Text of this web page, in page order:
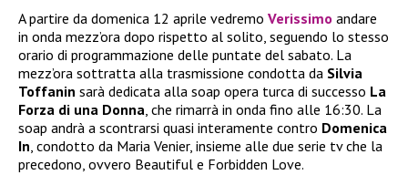
A partire da domenica 12 aprile vedremo Verissimo andare
in onda mezz’ora dopo rispetto al solito, seguendo lo stesso
orario di programmazione delle puntate del sabato. La
mezz’ora sottratta alla trasmissione condotta da Silvia
Toffanin sarà dedicata alla soap opera turca di successo La
Forza di una Donna, che rimarrà in onda fino alle 16:30. La
soap andrà a scontrarsi quasi interamente contro Domenica
In, condotto da Maria Venier, insieme alle due serie tv che la
precedono, ovvero Beautiful e Forbidden Love.